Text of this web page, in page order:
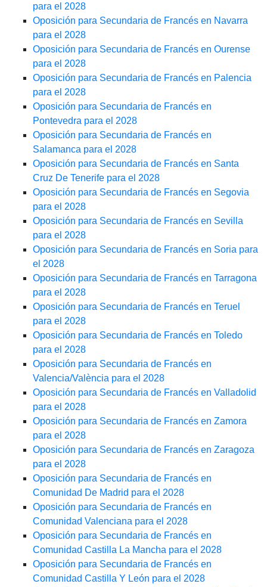
para el 2028
Oposición para Secundaria de Francés en Navarra
para el 2028
Oposición para Secundaria de Francés en Ourense
para el 2028
Oposición para Secundaria de Francés en Palencia
para el 2028
Oposición para Secundaria de Francés en
Pontevedra para el 2028
Oposición para Secundaria de Francés en
Salamanca para el 2028
Oposición para Secundaria de Francés en Santa
Cruz De Tenerife para el 2028
Oposición para Secundaria de Francés en Segovia
para el 2028
Oposición para Secundaria de Francés en Sevilla
para el 2028
Oposición para Secundaria de Francés en Soria para
el 2028
Oposición para Secundaria de Francés en Tarragona
para el 2028
Oposición para Secundaria de Francés en Teruel
para el 2028
Oposición para Secundaria de Francés en Toledo
para el 2028
Oposición para Secundaria de Francés en
Valencia/València para el 2028
Oposición para Secundaria de Francés en Valladolid
para el 2028
Oposición para Secundaria de Francés en Zamora
para el 2028
Oposición para Secundaria de Francés en Zaragoza
para el 2028
Oposición para Secundaria de Francés en
Comunidad De Madrid para el 2028
Oposición para Secundaria de Francés en
Comunidad Valenciana para el 2028
Oposición para Secundaria de Francés en
Comunidad Castilla La Mancha para el 2028
Oposición para Secundaria de Francés en
Comunidad Castilla Y León para el 2028